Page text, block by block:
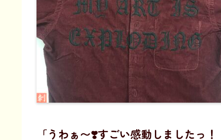
「うわぁ〜❣️すごい感動しましたっ！